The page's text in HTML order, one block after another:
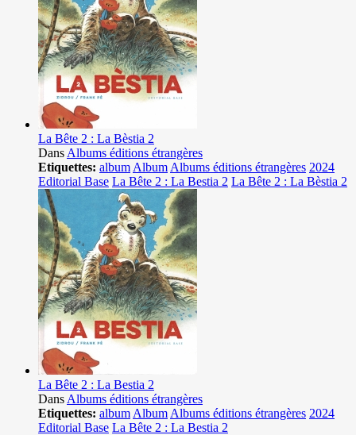
La Bête 2 : La Bèstia 2
Dans Albums éditions étrangères
Etiquettes: album Album Albums éditions étrangères 2024
Editorial Base La Bête 2 : La Bestia 2 La Bête 2 : La Bèstia 2
La Bête 2 : La Bestia 2
Dans Albums éditions étrangères
Etiquettes: album Album Albums éditions étrangères 2024
Editorial Base La Bête 2 : La Bestia 2